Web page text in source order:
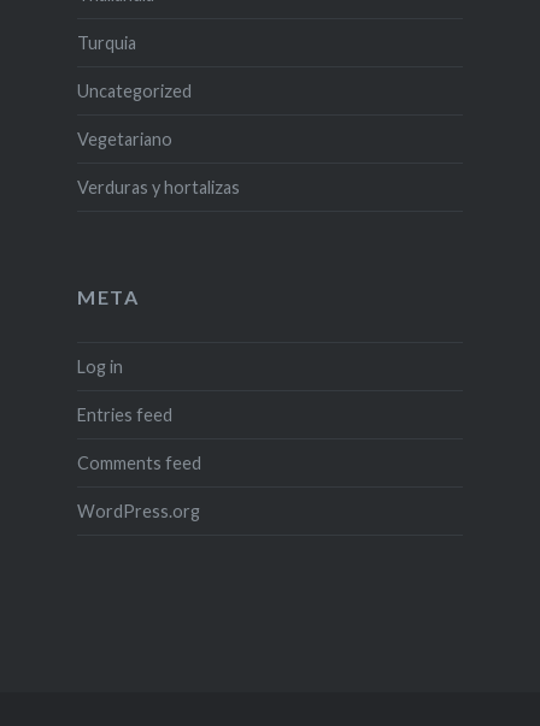
Turquia
Uncategorized
Vegetariano
Verduras y hortalizas
META
Log in
Entries feed
Comments feed
WordPress.org